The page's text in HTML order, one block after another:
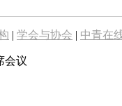
| 学会与协会 | 中青在
会议